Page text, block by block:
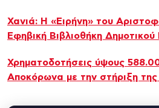
Χανιά: Η «Ειρήνη» του
Εφηβική Βιβλιοθήκη Δημοτικού
Χρηματοδοτήσεις ύψους
Αποκόρωνα με την στήριξη